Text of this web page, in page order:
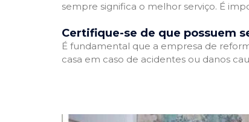
sempre significa o melhor serviço. É
Certifique-se de que possuem
É fundamental que a empresa de
casa em caso de acidentes ou danos